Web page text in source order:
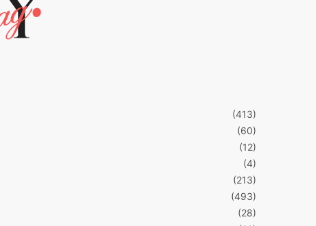
(413)
(60)
(12)
(4)
(213)
(493)
(28)